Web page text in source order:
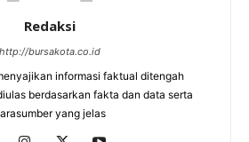
Redaksi
http://bursakota.co.id
informasi faktual ditengah
berdasarkan fakta dan data serta
yang jelas